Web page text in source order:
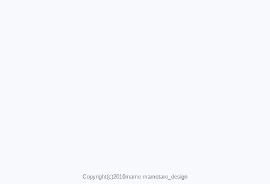
Copyright(c)2016mame mametaro_design